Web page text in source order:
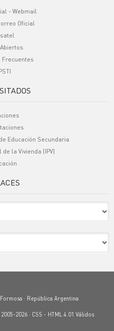
- Webmail
Oficial
Frecuentes
Educación Secundaria
la Vivienda (IPV)
· República Argentina
2026 · CSS - HTML 4.01 Válidos